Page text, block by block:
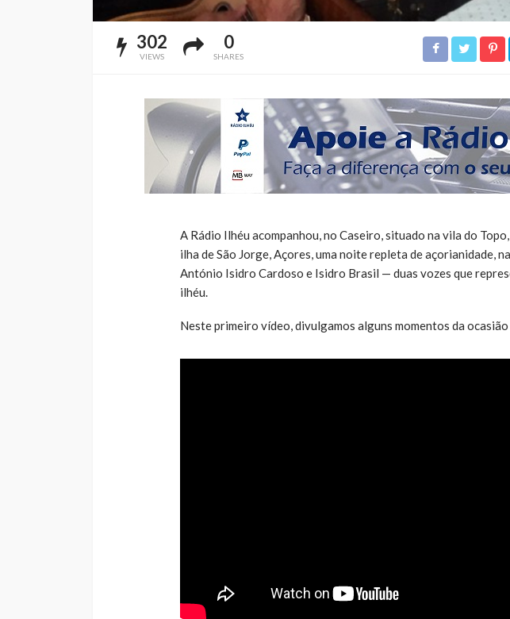
302
VIEWS
0
SHARES
A Rádio Ilhéu acompanhou, no Caseiro, situado na vila do
ilha de São Jorge, Açores, uma noite repleta de açorianidade,
António Isidro Cardoso e Isidro Brasil — duas vozes que
ilhéu.
Neste primeiro vídeo, divulgamos alguns momentos da ocasião